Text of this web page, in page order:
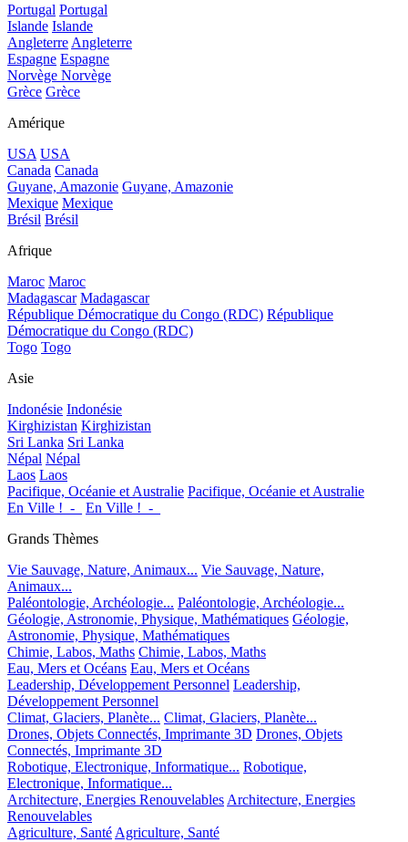
Portugal Portugal
Islande Islande
AngleterreAngleterre
Espagne Espagne
Norvège Norvège
Grèce Grèce
Amérique
USA USA
Canada Canada
Guyane, Amazonie Guyane, Amazonie
Mexique Mexique
Brésil Brésil
Afrique
Maroc Maroc
Madagascar Madagascar
République Démocratique du Congo (RDC) République
Démocratique du Congo (RDC)
Togo Togo
Asie
Indonésie Indonésie
Kirghizistan Kirghizistan
Sri Lanka Sri Lanka
Népal Népal
Laos Laos
Pacifique, Océanie et Australie Pacifique, Océanie et Australie
En Ville !_-_
En Ville !_-_
Grands Thèmes
Vie Sauvage, Nature, Animaux... Vie Sauvage, Nature,
Animaux...
Paléontologie, Archéologie... Paléontologie, Archéologie...
Géologie, Astronomie, Physique, Mathématiques Géologie,
Astronomie, Physique, Mathématiques
Chimie, Labos, Maths Chimie, Labos, Maths
Eau, Mers et Océans Eau, Mers et Océans
Leadership, Développement Personnel Leadership,
Développement Personnel
Climat, Glaciers, Planète... Climat, Glaciers, Planète...
Drones, Objets Connectés, Imprimante 3D Drones, Objets
Connectés, Imprimante 3D
Robotique, Electronique, Informatique... Robotique,
Electronique, Informatique...
Architecture, Energies RenouvelablesArchitecture, Energies
Renouvelables
Agriculture, SantéAgriculture, Santé